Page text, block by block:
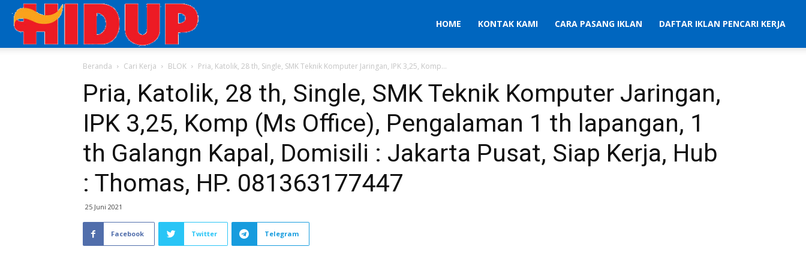
Cari
Kerja
HOME KONTAK KAMI CARA PASANG IKLAN DAFTAR IKLAN PENCARI KERJA
Beranda Cari Kerja BLOK Pria, Katolik, 28 th, Single, SMK Teknik Komputer Jaringan, IPK 3,25, Komp...
Pria, Katolik, 28 th, Single, SMK Teknik Komputer Jaringan,
IPK 3,25, Komp (Ms Office), Pengalaman 1 th lapangan, 1
th Galangn Kapal, Domisili : Jakarta Pusat, Siap Kerja, Hub
: Thomas, HP. 081363177447
25 Juni 2021
Facebook Twitter Telegram